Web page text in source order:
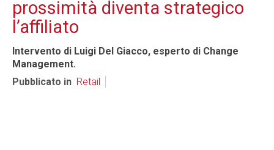
prossimità diventa strategico
l’affiliato
Intervento di Luigi Del Giacco, esperto di Change
Management.
Pubblicato in Retail